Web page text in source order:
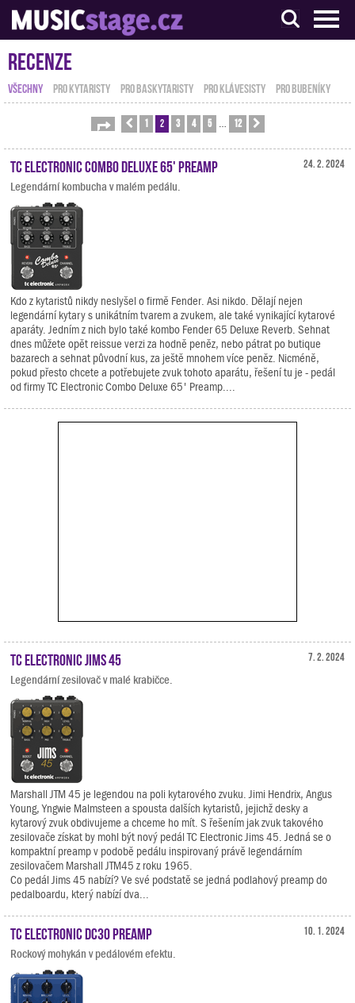
S muzikanty pro muzikanty
Recenze
VŠECHNY PRO KYTARISTY PRO BASKYTARISTY PRO KLÁVESISTY PRO BUBENÍKY
Stránka zPředchozí
1 2 3 4 5 12
24. 2. 2024
TC Electronic Combo Deluxe 65' Preamp
Legendární kombucha v malém pedálu.
Kdo z kytaristů nikdy neslyšel o firmě Fender. Asi nikdo. Dělají nejen
legendární kytary s unikátním tvarem a zvukem, ale také vynikající kytarové
aparáty. Jedním z nich bylo také kombo Fender 65 Deluxe Reverb. Sehnat
dnes můžete opět reissue verzi za hodně peněz, nebo pátrat po butique
bazarech a sehnat původní kus, za ještě mnohem více peněz. Nicméně,
pokud přesto chcete a potřebujete zvuk tohoto aparátu, řešení tu je - pedál
od firmy TC Electronic Combo Deluxe 65' Preamp....
7. 2. 2024
TC Electronic Jims 45
Legendární zesilovač v malé krabičce.
Marshall JTM 45 je legendou na poli kytarového zvuku. Jimi Hendrix, Angus
Young, Yngwie Malmsteen a spousta dalších kytaristů, jejichž desky a
kytarový zvuk obdivujeme a chceme ho mít. S řešením jak zvuk takového
zesilovače získat by mohl být nový pedál TC Electronic Jims 45. Jedná se o
kompaktní preamp v podobě pedálu inspirovaný právě legendárním
zesilovačem Marshall JTM45 z roku 1965.
Co pedál Jims 45 nabízí? Ve své podstatě se jedná podlahový preamp do
pedalboardu, který nabízí dva...
10. 1. 2024
TC Electronic DC30 Preamp
Rockový mohykán v pedálovém efektu.